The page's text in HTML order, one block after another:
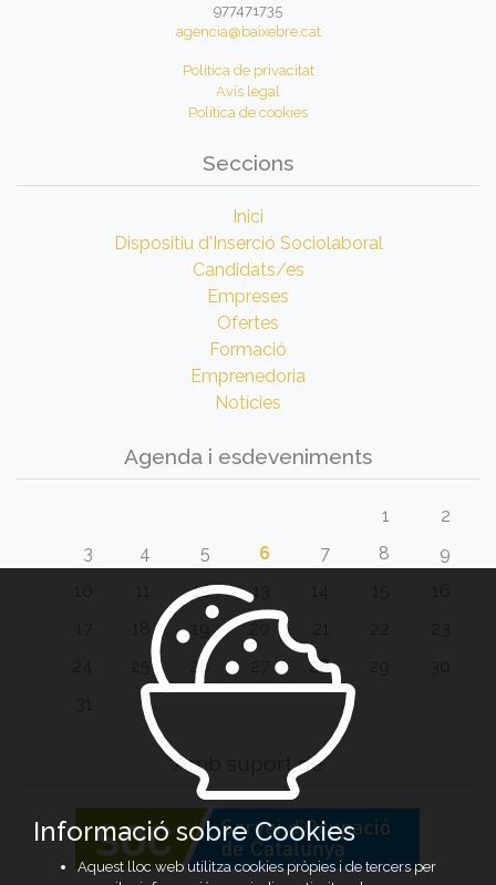
977471735
agencia@baixebre.cat
Política de privacitat
Avís legal
Política de cookies
Seccions
Inici
Dispositiu d'Inserció Sociolaboral
Candidats/es
Empreses
Ofertes
Formació
Emprenedoria
Notícies
Agenda i esdeveniments
1
2
3
4 5 6 7 8
9
12 13
20
26 28
Amb suport de
Informació sobre Cookies
Aquest lloc web utilitza cookies pròpies i de tercers per